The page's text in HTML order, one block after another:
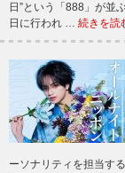
日”という「888」が並
日に行われ … 続きを読
ーソナリティを担当す